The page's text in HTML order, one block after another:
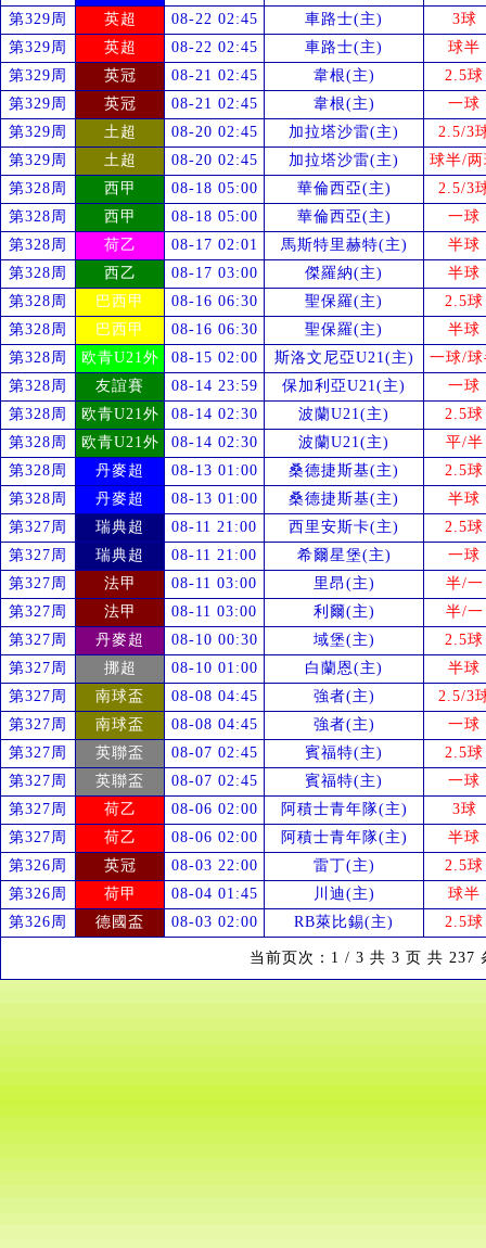
第329周
英超 08-22 02:45 車路士(主)
3球
第329周
英超 08-22 02:45 車路士(主)
球半
第329周
英冠 08-21 02:45 韋根(主)
2.5球
第329周
英冠 08-21 02:45 韋根(主)
一球
第329周
土超 08-20 02:45 加拉塔沙雷(主)
2.5/3
第329周
土超 08-20 02:45 加拉塔沙雷(主)
球半/两
第328周
西甲 08-18 05:00 華倫西亞(主)
2.5/3
第328周
西甲 08-18 05:00 華倫西亞(主)
一球
第328周
荷乙 08-17 02:01 馬斯特里赫特(主)
半球
第328周
西乙 08-17 03:00 傑羅納(主)
半球
第328周
巴西甲 08-16 06:30 聖保羅(主)
2.5球
第328周
巴西甲 08-16 06:30 聖保羅(主)
半球
第328周
欧青U21外 08-15 02:00 斯洛文尼亞U21(主)
一球/球
第328周
友誼賽 08-14 23:59 保加利亞U21(主)
一球
第328周
欧青U21外 08-14 02:30 波蘭U21(主)
2.5球
第328周
欧青U21外 08-14 02:30 波蘭U21(主)
平/半
第328周
丹麥超 08-13 01:00 桑德捷斯基(主)
2.5球
第328周
丹麥超 08-13 01:00 桑德捷斯基(主)
半球
第327周
瑞典超 08-11 21:00 西里安斯卡(主)
2.5球
第327周
瑞典超 08-11 21:00 希爾星堡(主)
一球
第327周
法甲 08-11 03:00 里昂(主)
半/一
第327周
法甲 08-11 03:00 利爾(主)
半/一
第327周
丹麥超 08-10 00:30 域堡(主)
2.5球
第327周
挪超 08-10 01:00 白蘭恩(主)
半球
第327周
南球盃 08-08 04:45 強者(主)
2.5/3
第327周
南球盃 08-08 04:45 強者(主)
一球
第327周
英聯盃 08-07 02:45 賓福特(主)
2.5球
第327周
英聯盃 08-07 02:45 賓福特(主)
一球
第327周
荷乙 08-06 02:00 阿積士青年隊(主)
3球
第327周
荷乙 08-06 02:00 阿積士青年隊(主)
半球
第326周
英冠 08-03 22:00 雷丁(主)
2.5球
第326周
荷甲 08-04 01:45 川迪(主)
球半
第326周
德國盃 08-03 02:00 RB萊比錫(主) 2.5球
当前页次：1 / 3 共 3 页 共